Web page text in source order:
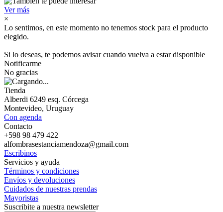
Ver más
×
Lo sentimos, en este momento no tenemos stock para el producto
elegido.
Si lo deseas, te podemos avisar cuando vuelva a estar disponible
Notificarme
No gracias
Tienda
Alberdi 6249 esq. Córcega
Montevideo, Uruguay
Con agenda
Contacto
+598 98 479 422
alfombrasestanciamendoza@gmail.com
Escribinos
Servicios y ayuda
Términos y condiciones
Envíos y devoluciones
Cuidados de nuestras prendas
Mayoristas
Suscribite a nuestra newsletter